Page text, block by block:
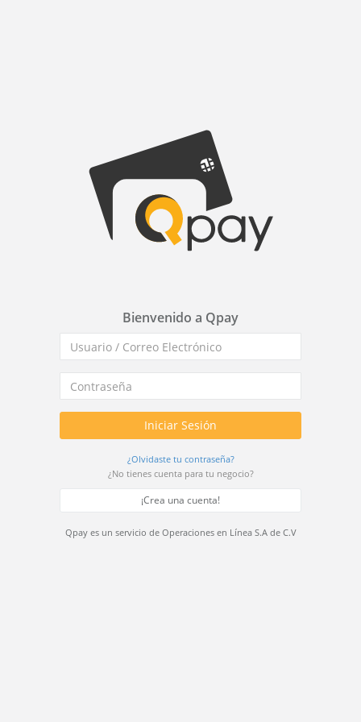
Bienvenido a Qpay
Iniciar Sesión
¿Olvidaste tu contraseña?
¿No tienes cuenta para tu negocio?
¡Crea una cuenta!
Qpay es un servicio de Operaciones en Línea S.A de C.V